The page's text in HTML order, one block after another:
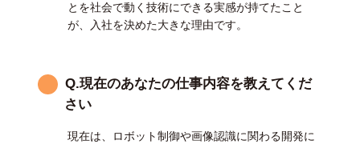
とを社会で動く技術にできる実感が持てたこと
が、入社を決めた大きな理由です。
Q.現在のあなたの仕事内容を教えてくだ
さい
現在は、ロボット制御や画像認識に関わる開発に